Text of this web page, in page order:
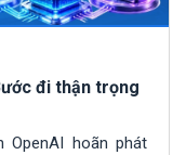
đi thận trọng
OpenAI hoãn phát